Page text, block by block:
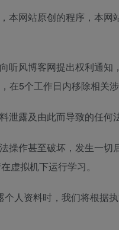
本网站原创的程序，本
听风博客网提出权利通
5个工作日内移除相关涉
露及由此而导致的任何
操作甚至破坏，发生一
虚拟机下运行学习。
人资料时，我们将根